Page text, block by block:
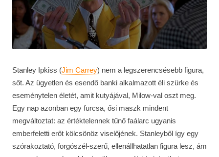
Stanley Ipkiss (Jim Carrey) nem a legszerencsésebb figura,
sőt. Az ügyetlen és esendő banki alkalmazott éli szürke és
eseménytelen életét, amit kutyájával, Milow-val oszt meg.
Egy nap azonban egy furcsa, ősi maszk mindent
megváltoztat: az értéktelennek tűnő faálarc ugyanis
emberfeletti erőt kölcsönöz viselőjének. Stanleyből így egy
szórakoztató, forgószél-szerű, ellenállhatatlan figura lesz, ám